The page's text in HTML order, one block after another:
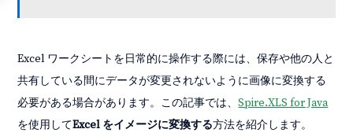
Excel ワークシートを日常的に操作する際には、保存や他の人と
共有している間にデータが変更されないように画像に変換する
必要がある場合があります。この記事では、Spire.XLS for Java
を使用してExcel をイメージに変換する方法を紹介します。